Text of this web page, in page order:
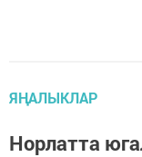
ЯҢАЛЫКЛАР
Норлатта